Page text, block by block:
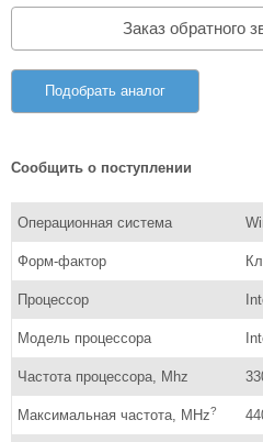
Заказ обратного
Подобрать аналог
Сообщить о поступлении
Операционная система
Форм-фактор
Процессор
Модель процессора
Частота процессора, Mhz
Максимальная частота, MHz?